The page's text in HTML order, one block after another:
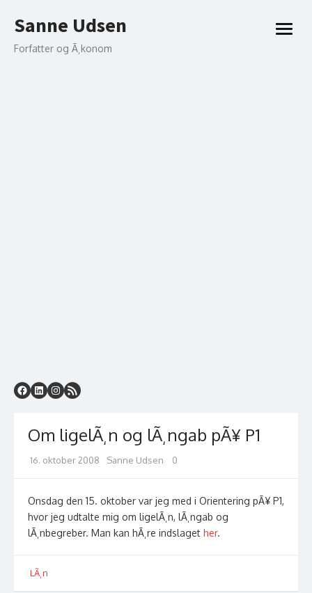
to
Sanne Udsen
Forfatter og Ã¸konom
open
Om ligelÃ¸n og lÃ¸ngab pÃ¥ P1
Posted
16. oktober 2008 Author
Sanne Udsen 0
Onsdag den 15. oktober var jeg med i Orientering pÃ¥ P1,
hvor jeg udtalte mig om ligelÃ¸n, lÃ¸ngab og
lÃ¸nbegreber. Man kan hÃ¸re indslaget her.
LÃ¸n